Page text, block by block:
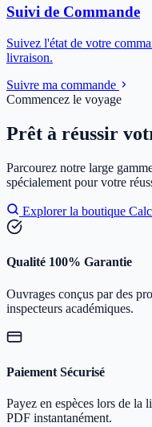
Suivi de Commande
Suivez l'état de votre
livraison.
Suivre ma commande
Commencez le voyage
Prêt à réussir
Parcourez notre large
spécialement pour votre
Explorer la boutique
Qualité 100% Garantie
Ouvrages conçus par des
inspecteurs académiques.
Paiement Sécurisé
Payez en espèces lors de la
PDF instantanément.